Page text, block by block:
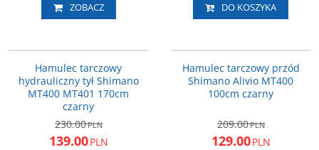
ZOBACZ DO KOSZYKA
Hamulec tarczowy
hydrauliczny tył Shimano
MT400 MT401 170cm
czarny
230.00PLN
139.00PLN
Hamulec tarczowy przód
Shimano Alivio MT400
100cm czarny
209.00PLN
129.00PLN